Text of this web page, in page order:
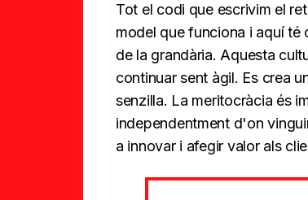
Tot el codi que escrivim el
model que funciona i aquí
de la grandària. Aquesta
continuar sent àgil. Es crea
senzilla. La meritocràcia és
independentment d'on
a innovar i afegir valor als